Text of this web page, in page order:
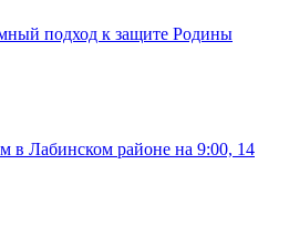
подход к защите Родины
в Лабинском районе на 9:00, 14